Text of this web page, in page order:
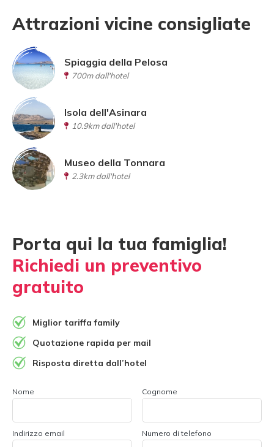
Attrazioni vicine consigliate
Spiaggia della Pelosa
700m dall'hotel
Isola dell'Asinara
10.9km dall'hotel
Museo della Tonnara
2.3km dall'hotel
Porta qui la tua famiglia!
Richiedi un preventivo
gratuito
Miglior tariffa family
Quotazione rapida per mail
Risposta diretta dall’hotel
Nome Cognome
Indirizzo email Numero di telefono